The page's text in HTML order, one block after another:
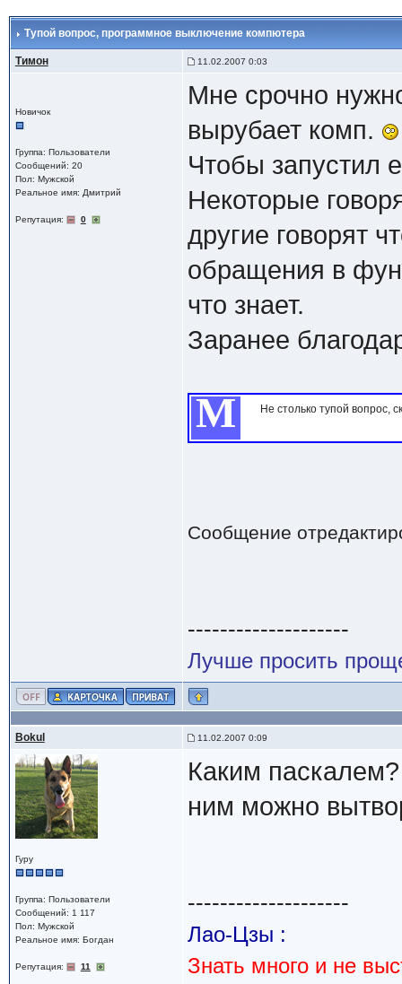
Тупой вопрос, программное выключение компютера
Тимон 11.02.2007 0:03
Новичок
Группа: Пользователи
Сообщений: 20
Пол: Мужской
Реальное имя: Дмитрий
Репутация: 0
Мне срочно
вырубает комп.
Чтобы запустил
Некоторые
другие говорят
обращения в
что знает.
Заранее
М Не столько тупой вопрос,
Сообщение
--------------------
Лучше просить
Bokul 11.02.2007 0:09
Гуру
Группа: Пользователи
Сообщений: 1 117
Пол: Мужской
Реальное имя: Богдан
Репутация: 11
Каким
ним можно
--------------------
Лао-Цзы :
Знать много и не